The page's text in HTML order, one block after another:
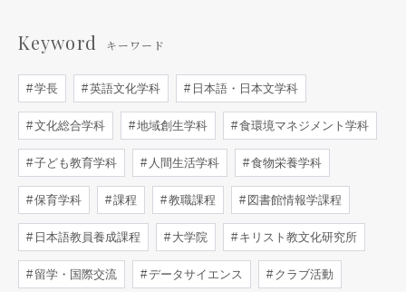
Keyword キーワード
学長 英語文化学科 日本語・日本文学科
文化総合学科 地域創生学科 食環境マネジメント学科
子ども教育学科 人間生活学科 食物栄養学科
保育学科 課程 教職課程 図書館情報学課程
日本語教員養成課程 大学院 キリスト教文化研究所
留学・国際交流 データサイエンス クラブ活動